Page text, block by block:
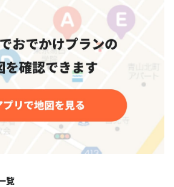
覧